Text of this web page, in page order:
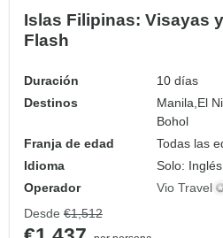
Islas Filipinas: Visayas
Flash
Duración
10 días
Destinos
Manila, El
Bohol
Franja de edad
Todas las
Idioma
Solo: Inglés
Operador
Vio Travel
Desde €1,512